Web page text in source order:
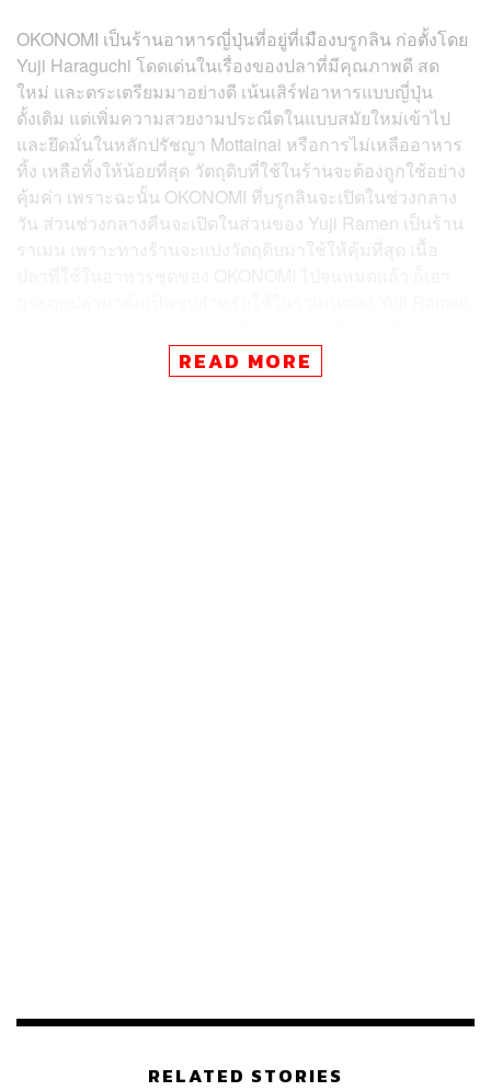
OKONOMI เป็นร้านอาหารญี่ปุ่นที่อยู่ที่เมืองบรูกลิน ก่อตั้งโดย
Yuji Haraguchi โดดเด่นในเรื่องของปลาที่มีคุณภาพดี สด
ใหม่ และตระเตรียมมาอย่างดี เน้นเสิร์ฟอาหารแบบญี่ปุ่น
ดั้งเดิม แต่เพิ่มความสวยงามประณีตในแบบสมัยใหม่เข้าไป
และยึดมั่นในหลักปรัชญา Mottainai หรือการไม่เหลืออาหาร
ทิ้ง เหลือทิ้งให้น้อยที่สุด วัตถุดิบที่ใช้ในร้านจะต้องถูกใช้อย่าง
คุ้มค่า เพราะฉะนั้น OKONOMI ที่บรูกลินจะเปิดในช่วงกลาง
วัน ส่วนช่วงกลางคืนจะเปิดในส่วนของ Yuji Ramen เป็นร้าน
ราเมน เพราะทางร้านจะแบ่งวัตถุดิบมาใช้ให้คุ้มที่สุด เนื้อ
Lorimer, Okozushi และ Osakana อีกด้วย
บรรยากาศร้าน
READ MORE
RELATED STORIES